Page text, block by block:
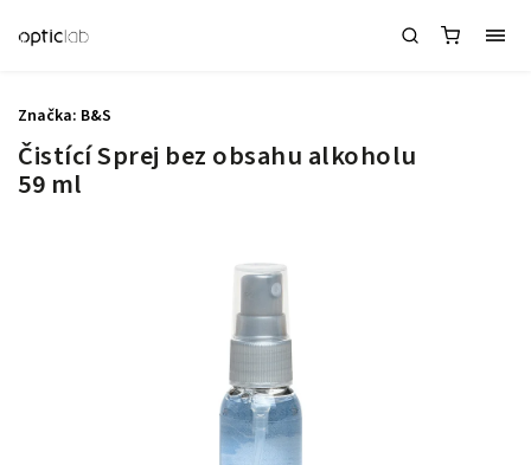
Čistící Sprej bez obsahu alkoholu
59 ml
Značka: B&S